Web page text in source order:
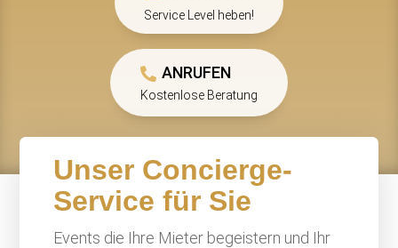
Service Level heben!
ANRUFEN
Kostenlose Beratung
Unser Concierge-
Service für Sie
Events die Ihre Mieter begeistern und Ihr